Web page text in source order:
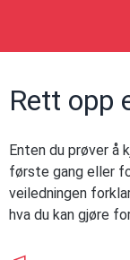
Rett opp
Enten du prøver å
første gang eller
veiledningen
hva du kan gjøre